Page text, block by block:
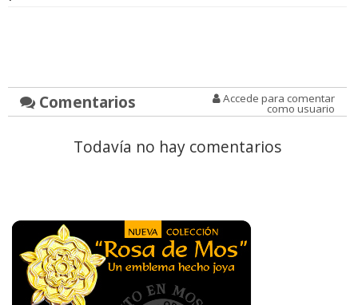
Comentarios Accede para comentar
como usuario
Todavía no hay comentarios